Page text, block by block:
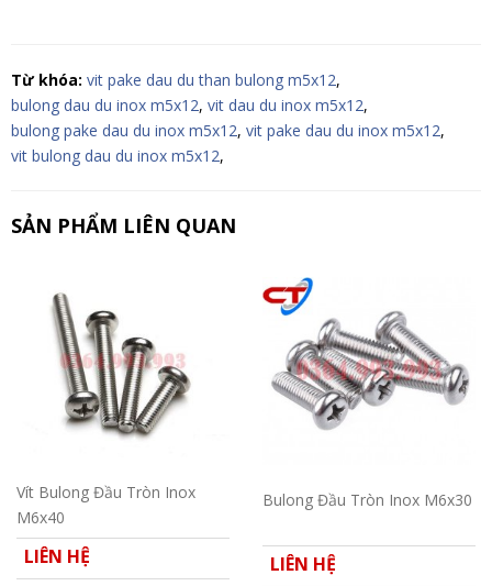
Từ khóa: vit pake dau du than bulong m5x12,
bulong dau du inox m5x12, vit dau du inox m5x12,
bulong pake dau du inox m5x12, vit pake dau du inox m5x12,
vit bulong dau du inox m5x12,
SẢN PHẨM LIÊN QUAN
Vít Bulong Đầu Tròn Inox
M6x40
LIÊN HỆ
Bulong Đầu Tròn Inox M6x30
LIÊN HỆ